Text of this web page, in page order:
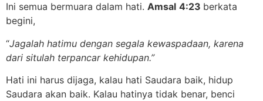
Ini semua bermuara dalam hati. Amsal 4:23 berkata
begini,
“Jagalah hatimu dengan segala kewaspadaan, karena
dari situlah terpancar kehidupan.”
Hati ini harus dijaga, kalau hati Saudara baik, hidup
Saudara akan baik. Kalau hatinya tidak benar, benci